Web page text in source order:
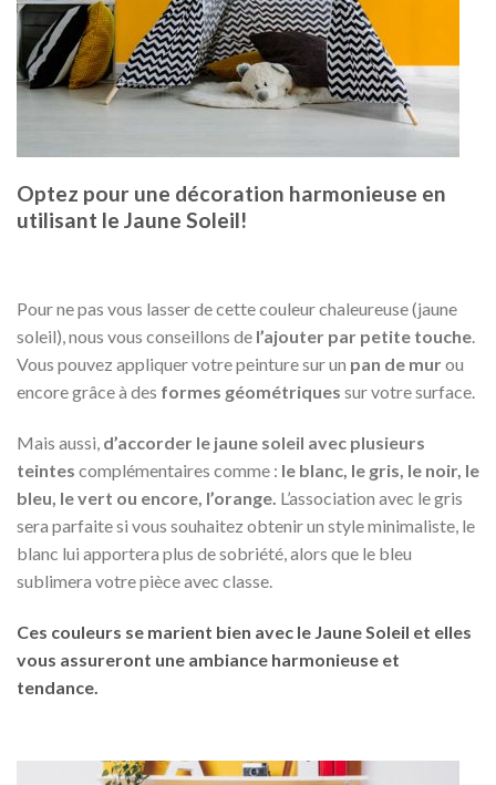
Optez pour une décoration harmonieuse en
utilisant le Jaune Soleil!
Pour ne pas vous lasser de cette couleur chaleureuse (jaune
soleil), nous vous conseillons de l’ajouter par petite touche.
Vous pouvez appliquer votre peinture sur un pan de murou
encore grâce à des formes géométriques sur votre surface.
Mais aussi, d’accorder le jaune soleil avec plusieurs
teintes complémentaires comme : le blanc, le gris, le noir, le
bleu, le vert ou encore, l’orange. L’association avec le gris
sera parfaite si vous souhaitez obtenir un style minimaliste, le
blanc lui apportera plus de sobriété, alors que le bleu
sublimera votre pièce avec classe.
Ces couleurs se marient bien avec le Jaune Soleil et elles
vous assureront une ambiance harmonieuse et
tendance.